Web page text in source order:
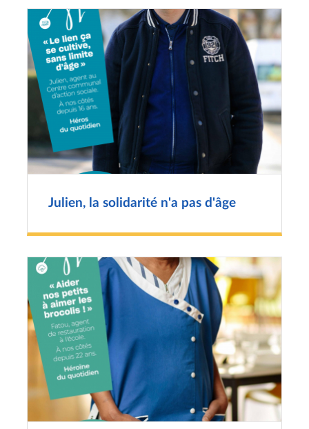
Julien, la solidarité n'a pas d'âge